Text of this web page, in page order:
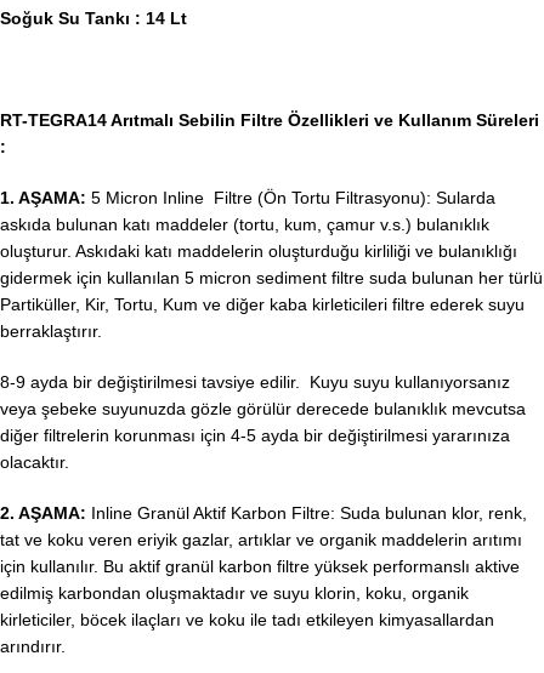
Soğuk Su Tankı : 14 Lt
RT-TEGRA14 Arıtmalı Sebilin Filtre Özellikleri ve Kullanım Süreleri
:
1. AŞAMA: 5 Micron Inline Filtre (Ön Tortu Filtrasyonu): Sularda
askıda bulunan katı maddeler (tortu, kum, çamur v.s.) bulanıklık
oluşturur. Askıdaki katı maddelerin oluşturduğu kirliliği ve bulanıklığı
gidermek için kullanılan 5 micron sediment filtre suda bulunan her türlü
Partiküller, Kir, Tortu, Kum ve diğer kaba kirleticileri filtre ederek suyu
berraklaştırır.
8-9 ayda bir değiştirilmesi tavsiye edilir. Kuyu suyu kullanıyorsanız
veya şebeke suyunuzda gözle görülür derecede bulanıklık mevcutsa
diğer filtrelerin korunması için 4-5 ayda bir değiştirilmesi yararınıza
olacaktır.
2. AŞAMA: Inline Granül Aktif Karbon Filtre: Suda bulunan klor, renk,
tat ve koku veren eriyik gazlar, artıklar ve organik maddelerin arıtımı
için kullanılır. Bu aktif granül karbon filtre yüksek performanslı aktive
edilmiş karbondan oluşmaktadır ve suyu klorin, koku, organik
kirleticiler, böcek ilaçları ve koku ile tadı etkileyen kimyasallardan
arındırır.